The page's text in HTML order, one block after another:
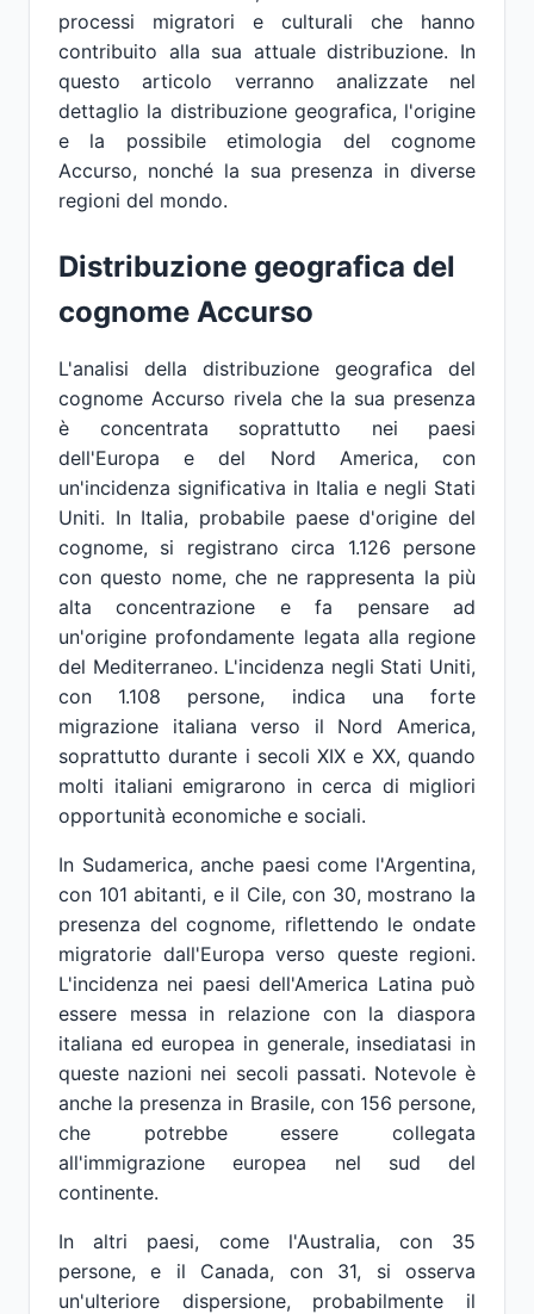
processi migratori e culturali che hanno
contribuito alla sua attuale distribuzione. In
questo articolo verranno analizzate nel
dettaglio la distribuzione geografica, l'origine
e la possibile etimologia del cognome
Accurso, nonché la sua presenza in diverse
regioni del mondo.
Distribuzione geografica del
cognome Accurso
L'analisi della distribuzione geografica del
cognome Accurso rivela che la sua presenza
è concentrata soprattutto nei paesi
dell'Europa e del Nord America, con
un'incidenza significativa in Italia e negli Stati
Uniti. In Italia, probabile paese d'origine del
cognome, si registrano circa 1.126 persone
con questo nome, che ne rappresenta la più
alta concentrazione e fa pensare ad
un'origine profondamente legata alla regione
del Mediterraneo. L'incidenza negli Stati Uniti,
con 1.108 persone, indica una forte
migrazione italiana verso il Nord America,
soprattutto durante i secoli XIX e XX, quando
molti italiani emigrarono in cerca di migliori
opportunità economiche e sociali.
In Sudamerica, anche paesi come l'Argentina,
con 101 abitanti, e il Cile, con 30, mostrano la
presenza del cognome, riflettendo le ondate
migratorie dall'Europa verso queste regioni.
L'incidenza nei paesi dell'America Latina può
essere messa in relazione con la diaspora
italiana ed europea in generale, insediatasi in
queste nazioni nei secoli passati. Notevole è
anche la presenza in Brasile, con 156 persone,
che potrebbe essere collegata
all'immigrazione europea nel sud del
continente.
In altri paesi, come l'Australia, con 35
persone, e il Canada, con 31, si osserva
un'ulteriore dispersione, probabilmente il